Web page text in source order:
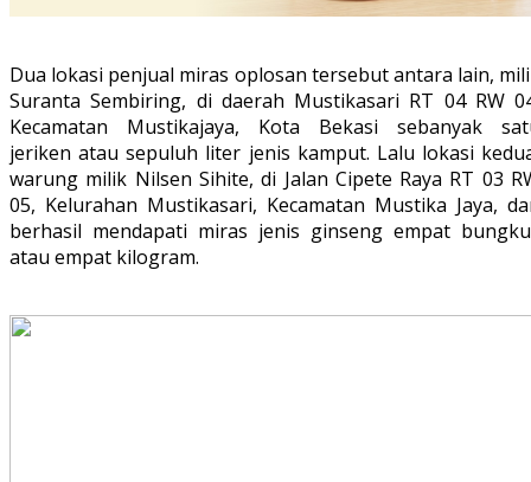
Dua lokasi penjual miras oplosan tersebut antara lain,
Suranta Sembiring, di daerah Mustikasari RT 04 RW
Kecamatan Mustikajaya, Kota Bekasi sebanyak
jeriken atau sepuluh liter jenis kamput. Lalu lokasi
warung milik Nilsen Sihite, di Jalan Cipete Raya RT 03
05, Kelurahan Mustikasari, Kecamatan Mustika Jaya,
berhasil mendapati miras jenis ginseng empat
atau empat kilogram.